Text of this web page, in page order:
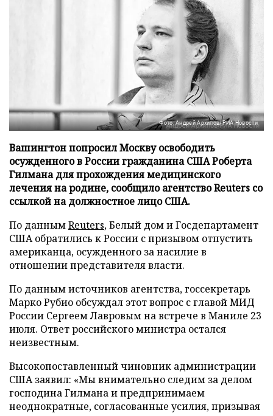
Фото: Андрей Архипов/РИА Новости
Вашингтон попросил Москву освободить
осужденного в России гражданина США Роберта
Гилмана для прохождения медицинского
лечения на родине, сообщило агентство Reuters со
ссылкой на должностное лицо США.
По даннымReuters, Белый дом и Госдепартамент
США обратились к России с призывом отпустить
американца, осужденного за насилие в
отношении представителя власти.
По данным источников агентства, госсекретарь
Марко Рубио обсуждал этот вопрос с главой МИД
России Сергеем Лавровым на встрече в Маниле 23
июля. Ответ российского министра остался
неизвестным.
Высокопоставленный чиновник администрации
США заявил: «Мы внимательно следим за делом
господина Гилмана и предпринимаем
неоднократные, согласованные усилия, призывая